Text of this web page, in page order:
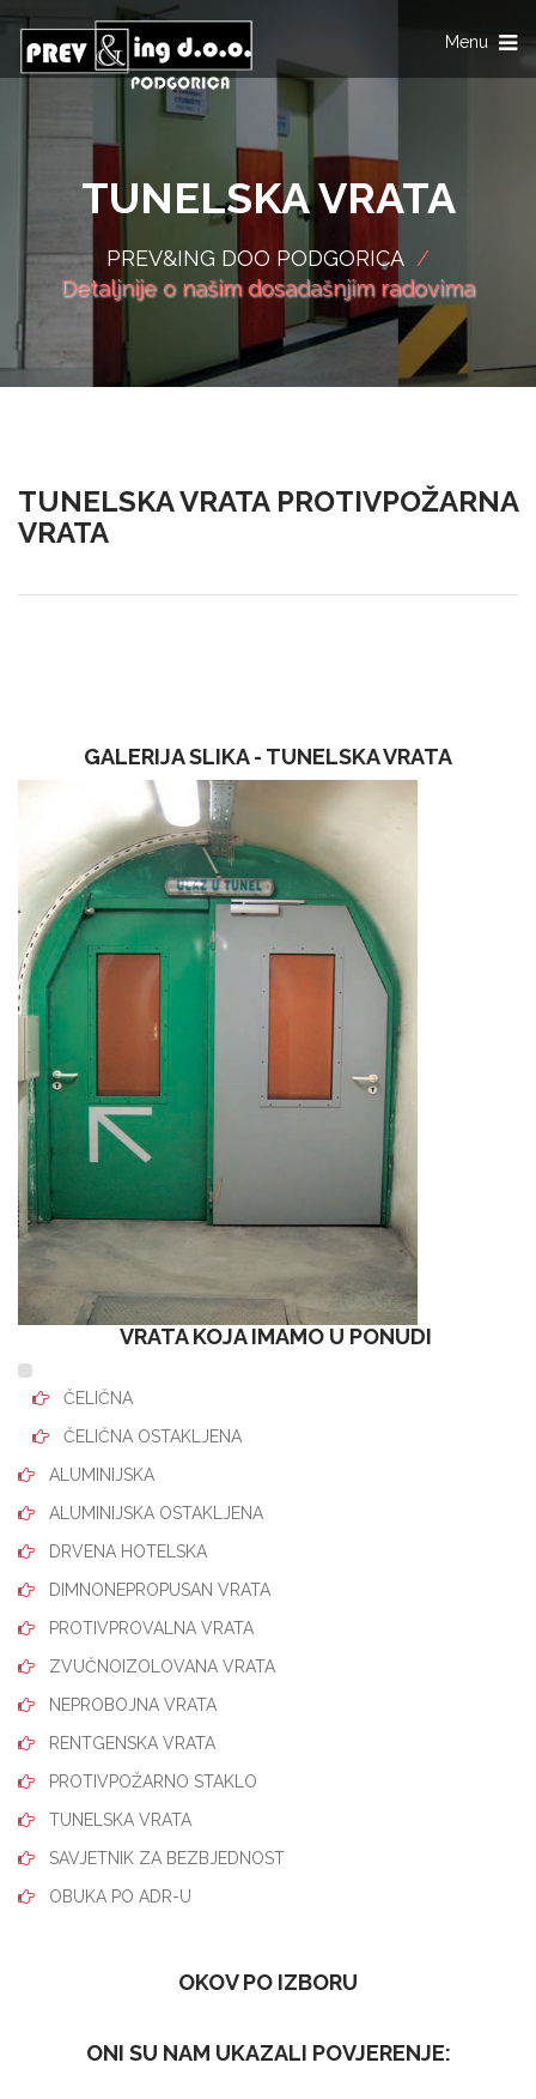
Toggle
Menu
TUNELSKA VRATA
PREV&ING DOO PODGORICA /
Detaljnije o našim dosadašnjim radovima
TUNELSKA VRATA PROTIVPOŽARNA
VRATA
GALERIJA SLIKA - TUNELSKA VRATA
VRATA KOJA IMAMO U PONUDI
ČELIČNA
ČELIČNA OSTAKLJENA
ALUMINIJSKA
ALUMINIJSKA OSTAKLJENA
DRVENA HOTELSKA
DIMNONEPROPUSAN VRATA
PROTIVPROVALNA VRATA
ZVUČNOIZOLOVANA VRATA
NEPROBOJNA VRATA
RENTGENSKA VRATA
PROTIVPOŽARNO STAKLO
TUNELSKA VRATA
SAVJETNIK ZA BEZBJEDNOST
OBUKA PO ADR-U
OKOV PO IZBORU
ONI SU NAM UKAZALI POVJERENJE: